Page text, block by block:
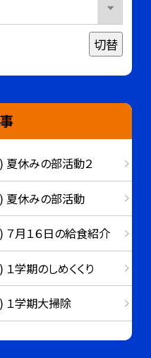
切替
夏休みの部活動２
夏休みの部活動
月１６日の給食紹介
学期のしめくくり
１学期大掃除